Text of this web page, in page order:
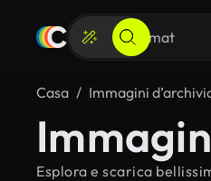
Casa Immagini
Esplora e scarica